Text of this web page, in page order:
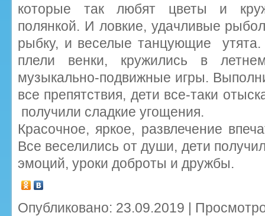
которые так любят цветы и
полянкой. И ловкие, удачливые
рыбку, и веселые танцующие
плели венки, кружились в
музыкально-подвижные игры.
все препятствия, дети все-таки
получили сладкие угощения.
Красочное, яркое, развлечение
Все веселились от души, дети
эмоций, уроки доброты и дружбы.
Опубликовано: 23.09.2019 |